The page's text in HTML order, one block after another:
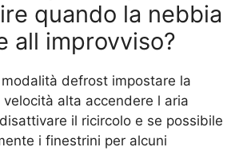
quando la nebbia
all improvviso?
defrost impostare la
alta accendere l aria
il ricircolo e se possibile
i finestrini per alcuni